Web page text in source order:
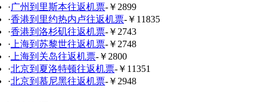
·广州到里斯本往返机票-￥2899
·香港到里约热内卢往返机票-￥11835
·香港到洛杉矶往返机票-￥2743
· 上海到苏黎世往返机票-￥2748
· 上海到关岛往返机票-￥2800
·北京到夏洛特顿往返机票-￥11351
·北京到慕尼黑往返机票-￥2948